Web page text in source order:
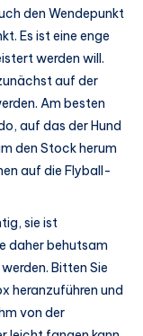
den Wendepunkt
Es ist eine enge
werden will.
auf der
Am besten
auf das der Hund
den Stock herum
auf die Flyball-
sie ist
daher behutsam
Bitten Sie
heranzuführen und
von der